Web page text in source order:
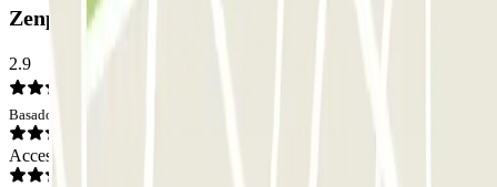
Zenpark: Opiniones
2.9
Basado en 7 opiniones
Acceso